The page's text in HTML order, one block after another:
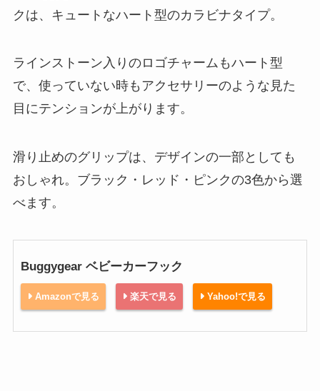
クは、キュートなハート型のカラビナタイプ。
ラインストーン入りのロゴチャームもハート型
で、使っていない時もアクセサリーのような見た
目にテンションが上がります。
滑り止めのグリップは、デザインの一部としても
おしゃれ。ブラック・レッド・ピンクの3色から選
べます。
Buggygear ベビーカーフック
Amazonで見る 楽天で見る Yahoo!で見る